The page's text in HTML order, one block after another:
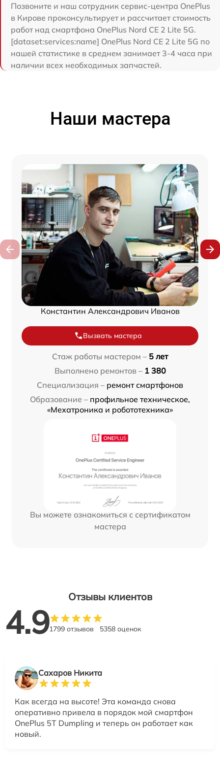
Позвоните и наш сотрудник сервис-центра OnePlus
в Кирове проконсультирует и рассчитает стоимость
работ над смартфона OnePlus Nord CE 2 Lite 5G.
[dataset:services:name] OnePlus Nord CE 2 Lite 5G по
нашей статистике в среднем занимает 3-4 часа при
наличии всех необходимых запчастей.
Наши мастера
Константин Александрович Иванов
Вызвать мастера
Стаж работы мастером – 5 лет
Выполнено ремонтов – 1 380
Специализация – ремонт смартфонов
Образование – профильное техническое,
«Мехатроника и робототехника»
Вы можете ознакомиться с сертификатом
мастера
Отзывы клиентов
4.91799 отзывов 5358 оценок
Сахаров Никита
Как всегда на высоте! Эта команда снова
оперативно привела в порядок мой смартфон
OnePlus 5T Dumpling и теперь он работает как
новый.